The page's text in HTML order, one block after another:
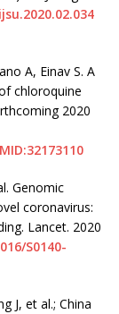
A, Einav S. A
chloroquine
2020
Genomic
coronavirus:
Lancet. 2020
S0140-
J, et al.; China